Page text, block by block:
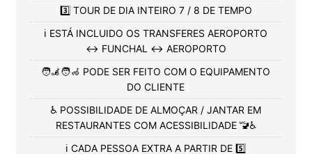
3️⃣ TOUR DE DIA INTEIRO 7 / 8 DE TEMPO
ℹ️ ESTÁ INCLUIDO OS TRANSFERES AEROPORTO
↔️ FUNCHAL ↔️ AEROPORTO
🧑‍🦼🧑‍🦽 PODE SER FEITO COM O EQUIPAMENTO
DO CLIENTE
♿ POSSIBILIDADE DE ALMOÇAR / JANTAR EM
RESTAURANTES COM ACESSIBILIDADE 🚾♿
ℹ️ CADA PESSOA EXTRA A PARTIR DE 5️⃣